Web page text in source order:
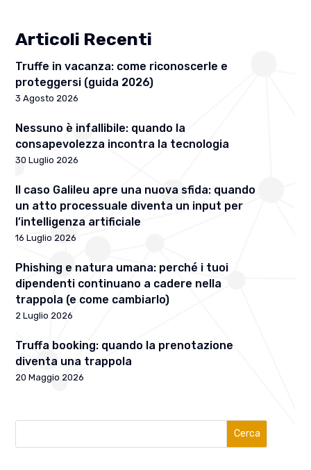
Articoli Recenti
Truffe in vacanza: come riconoscerle e
proteggersi (guida 2026)
3 Agosto 2026
Nessuno è infallibile: quando la
consapevolezza incontra la tecnologia
30 Luglio 2026
Il caso Galileu apre una nuova sfida: quando
un atto processuale diventa un input per
l’intelligenza artificiale
16 Luglio 2026
Phishing e natura umana: perché i tuoi
dipendenti continuano a cadere nella
trappola (e come cambiarlo)
2 Luglio 2026
Truffa booking: quando la prenotazione
diventa una trappola
20 Maggio 2026
Cerca